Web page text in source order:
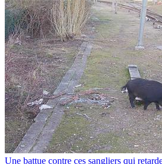
Une battue contre ces sangliers qui